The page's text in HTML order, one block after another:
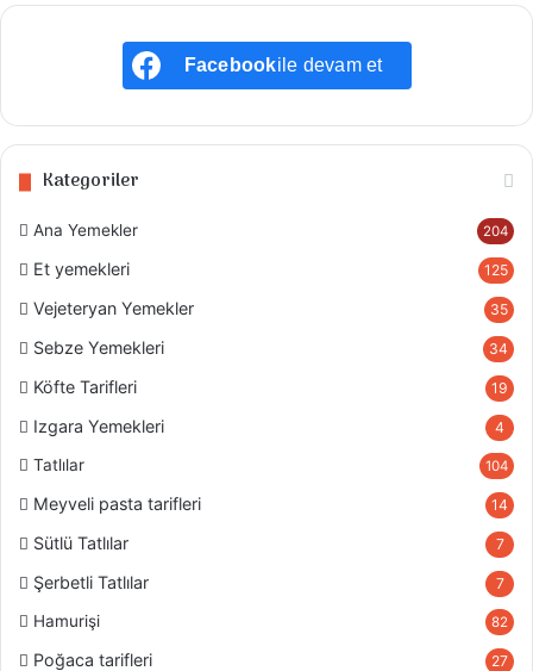
Facebookile devam et
Kategoriler
Ana Yemekler 204
Et yemekleri 125
Vejeteryan Yemekler 35
Sebze Yemekleri 34
Köfte Tarifleri 19
Izgara Yemekleri 4
Tatlılar 104
Meyveli pasta tarifleri 14
Sütlü Tatlılar 7
Şerbetli Tatlılar 7
Hamurişi 82
Poğaca tarifleri 27